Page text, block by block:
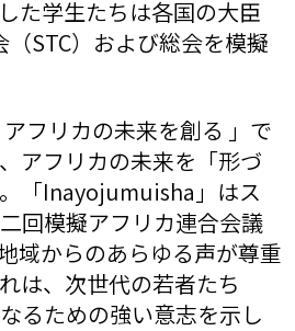
た学生たちは各国の大臣
STC）および総会を模擬
フリカの未来を創る 」で
アフリカの未来を「形づ
「Inayojumuisha」はス
回模擬アフリカ連合会議
域からのあらゆる声が尊重
は、次世代の若者たち
るための強い意志を示し